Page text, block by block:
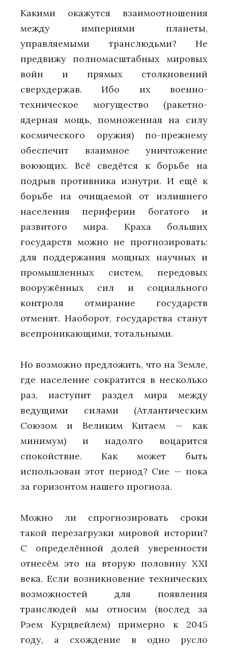
Какими окажутся взаимоотношения
между империями планеты,
управляемыми транслюдьми? Не
предвижу полномасштабных мировых
войн и прямых столкновений
сверхдержав. Ибо их военно-
техническое могущество (ракетно-
ядерная мощь, помноженная на силу
космического оружия) по-прежнему
обеспечит взаимное уничтожение
воюющих. Всё сведётся к борьбе на
подрыв противника изнутри. И ещё к
борьбе на очищаемой от излишнего
населения периферии богатого и
развитого мира. Краха больших
государств можно не прогнозировать:
для поддержания мощных научных и
промышленных систем, передовых
вооружённых сил и социального
контроля отмирание государств
отменят. Наоборот, государства станут
всепроникающими, тотальными.
Но возможно предложить, что на Земле,
где население сократится в несколько
раз, наступит раздел мира между
ведущими силами (Атлантическим
Союзом и Великим Китаем — как
минимум) и надолго воцарится
спокойствие. Как может быть
использован этот период? Сие — пока
за горизонтом нашего прогноза.
Можно ли спрогнозировать сроки
такой перезагрузки мировой истории?
С определённой долей уверенности
отнесём это на вторую половину XXI
века. Если возникновение технических
возможностей для появления
транслюдей мы относим (вослед за
Рэем Курцвейлем) примерно к 2045
году, а схождение в одно русло